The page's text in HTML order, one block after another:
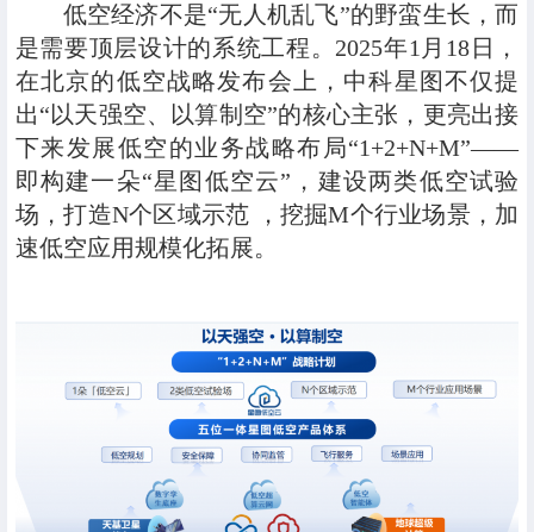
低空经济不是“无人机乱飞”的野蛮生长，而
是需要顶层设计的系统工程。2025年1月18日，
在北京的低空战略发布会上，中科星图不仅提
出“以天强空、以算制空”的核心主张，更亮出接
下来发展低空的业务战略布局“1+2+N+M”——
即构建一朵“星图低空云”，建设两类低空试验
场，打造N个区域示范 ，挖掘M个行业场景，加
速低空应用规模化拓展。